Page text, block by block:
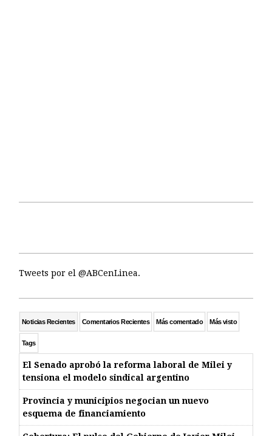
Tweets por el @ABCenLinea.
Noticias Recientes Comentarios Recientes Más comentado Más visto
Tags
El Senado aprobó la reforma laboral de Milei y
tensiona el modelo sindical argentino
Provincia y municipios negocian un nuevo
esquema de financiamiento